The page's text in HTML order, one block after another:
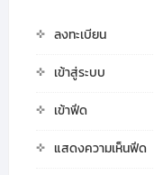
ลงทะเบียน
เข้าสู่ระบบ
เข้าฟีด
แสดงความเห็นฟีด